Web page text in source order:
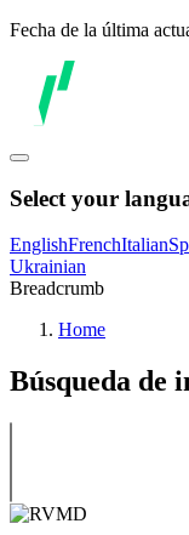
Fecha de la última
Select your
EnglishFrenchItalian
Ukrainian
Breadcrumb
Home
Búsqueda de